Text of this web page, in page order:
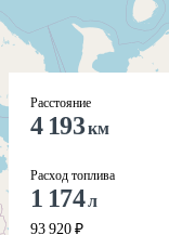
Расстояние
4 193км
Расход топлива
1 174л
93 920 ₽